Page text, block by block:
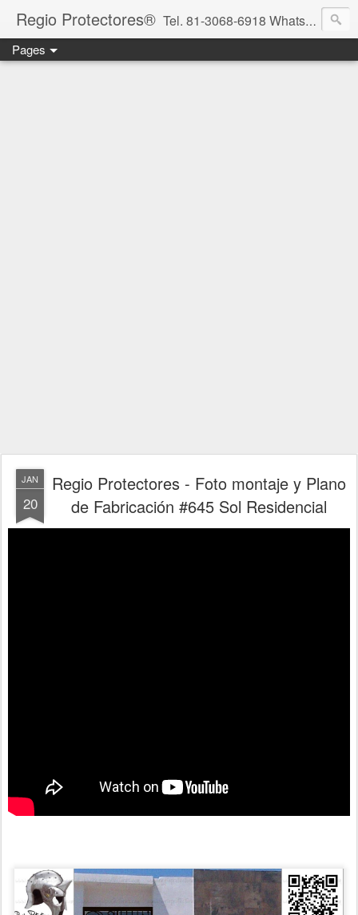
Regio Protectores® Tel. 81-3068-6918 WhatsApp 81-2636-2823 / 33-1145-3780 cotizacionregioprotectores@gmail.com / regioprotectores@gmail.com https://www.facebook.com/RegioProtectores/
Pages
JAN
20
Regio Protectores - Foto montaje y Plano
de Fabricación #645 Sol Residencial